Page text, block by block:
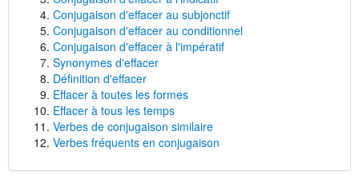
Conjugaison d'effacer au subjonctif
Conjugaison d'effacer au conditionnel
Conjugaison d'effacer à l'impératif
Synonymes d'effacer
Définition d'effacer
Effacer à toutes les formes
Effacer à tous les temps
Verbes de conjugaison similaire
Verbes fréquents en conjugaison